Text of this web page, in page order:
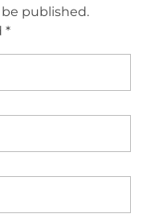
published.
*